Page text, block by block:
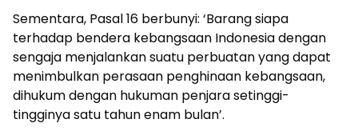
Sementara, Pasal 16 berbunyi: ‘Barang siapa
terhadap bendera kebangsaan Indonesia dengan
sengaja menjalankan suatu perbuatan yang dapat
menimbulkan perasaan penghinaan kebangsaan,
dihukum dengan hukuman penjara setinggi-
tingginya satu tahun enam bulan’.